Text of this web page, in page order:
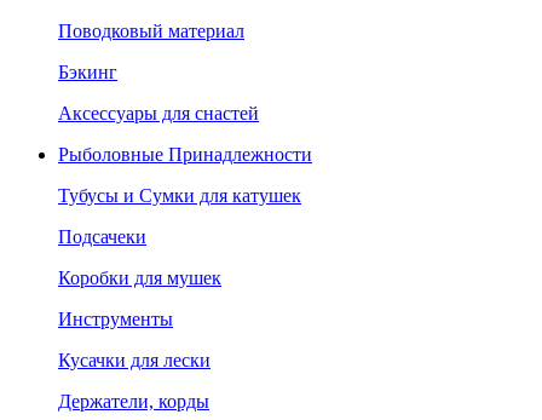
Поводковый материал
Бэкинг
Аксессуары для снастей
Рыболовные Принадлежности
Тубусы и Сумки для катушек
Подсачеки
Коробки для мушек
Инструменты
Кусачки для лески
Держатели, корды